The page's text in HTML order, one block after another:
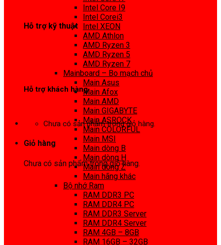
Hỗ trợ kỹ thuật
Hỗ trợ khách hàng
Chưa có sản phẩm trong giỏ hàng.
Giỏ hàng
Chưa có sản phẩm trong giỏ hàng.
Intel Core I9
Intel Corei3
Intel XEON
AMD Athlon
AMD Ryzen 3
AMD Ryzen 5
AMD Ryzen 7
Mainboard – Bo mạch chủ
Main Asus
Main Afox
Main AMD
Main GIGABYTE
Main ASROCK
Main COLORFUL
Main MSI
Main dòng B
Main dòng H
Main dòng Z
Main hãng khác
Bộ nhớ Ram
RAM DDR3 PC
RAM DDR4 PC
RAM DDR3 Server
RAM DDR4 Server
RAM 4GB – 8GB
RAM 16GB – 32GB